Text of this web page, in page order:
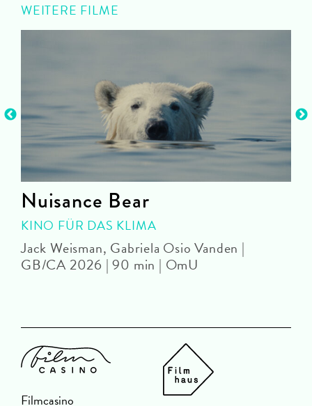
WEITERE FILME
Nuisance Bear
KINO FÜR DAS KLIMA
Jack Weisman, Gabriela Osio Vanden |
GB/CA 2026 | 90 min | OmU
Filmcasino